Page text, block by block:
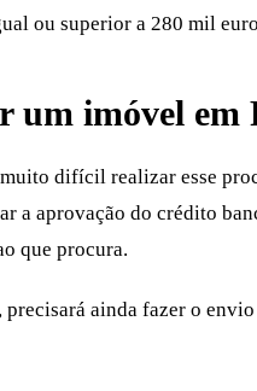
ou superior a 280 mil
um imóvel em
difícil realizar esse
a aprovação do crédito
que procura.
ainda fazer o